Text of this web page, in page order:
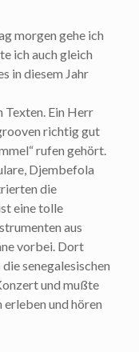
morgen gehe ich
ich auch gleich
in diesem Jahr
Ein Herr
richtig gut
rufen gehört.
Djembefola
die
eine tolle
aus
vorbei. Dort
senegalesischen
und mußte
und hören